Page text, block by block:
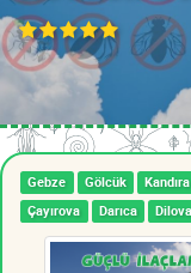
Gebze Gölcük Kandıra
Çayırova
Darıca